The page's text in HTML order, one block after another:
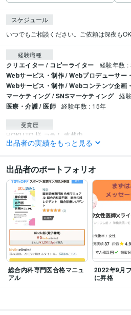
スケジュール
いつでもご相談ください。ご依頼は深夜も
経験職種
クリエイター / コピーライター 経験年数 :
Webサービス・制作 / Webプロデューサー
Webサービス・制作 / Webコンテンツ企画
マーケティング / SNSマーケティング 経
医療・介護 / 医師 経験年数 : 15年
受賞歴
HOKUTO 様 コラム 連載中
医師 取得年 : 2008年
ビジネス・クリエイティブツール
Google ドキュメント:3年
得意分野
悩み相談・カウンセリング 医療相談
恋愛 育児 不登校 発達障害
語学力
英語 日常会話レベル
出品者の実績をもっと見る
出品者のポートフォリオ
総合内科専門医合格マニュ
アル
2022年9月
に昇格